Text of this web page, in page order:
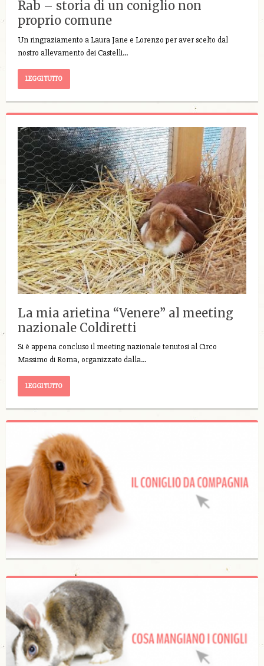
Rab – storia di un coniglio non
proprio comune
Un ringraziamento a Laura Jane e Lorenzo per aver scelto dal
nostro allevamento dei Castelli…
LEGGI TUTTO
La mia arietina “Venere” al meeting
nazionale Coldiretti
Si è appena concluso il meeting nazionale tenutosi al Circo
Massimo di Roma, organizzato dalla…
LEGGI TUTTO